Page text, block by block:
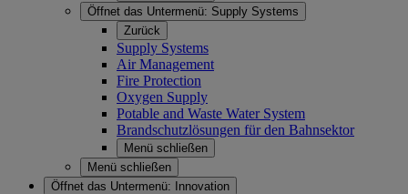
Öffnet das Untermenü: Supply Systems
Zurück
Supply Systems
Air Management
Fire Protection
Oxygen Supply
Potable and Waste Water System
Brandschutzlösungen für den Bahnsektor
Menü schließen
Menü schließen
Öffnet das Untermenü:
Innovation